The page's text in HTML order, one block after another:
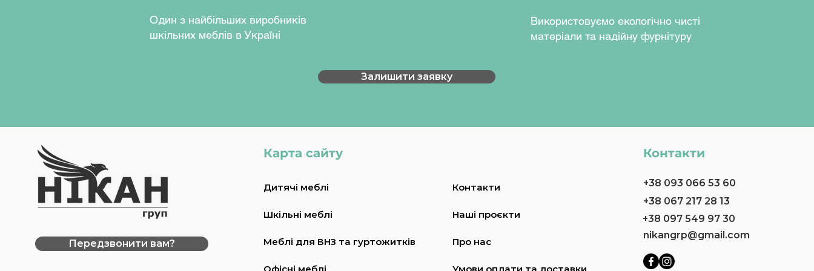
Один з найбільших виробників
шкільних меблів в Україні
Використовуємо екологічно чисті
матеріали та надійну фурнітуру
Залишити заявку
Передзвонити вам?
Карта сайту
Дитячі меблі
Шкільні меблі
Меблі для ВНЗ та гуртожитків
Контакти
Наші проєкти
Про нас
Контакти
+38 093 066 53 60
+38 067 217 28 13
nikangrp@gmail.com
+38 097 549 97 30